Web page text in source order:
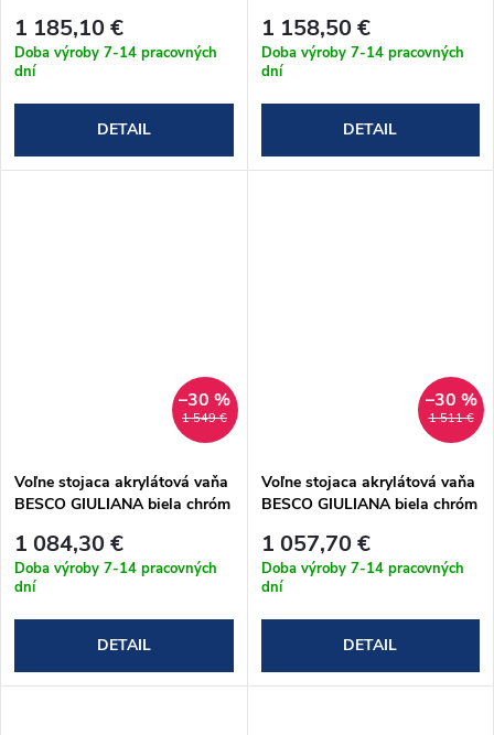
170x80 cm (#WAS-170-GL)
1 185,10 €
Doba výroby 7-14 pracovných
dní
DETAIL
150x75 cm (#WAS-150-GL)
1 158,50 €
Doba výroby 7-14 pracovných
dní
DETAIL
1 549 €
–30 %
Voľne stojaca akrylátová vaňa
BESCO GIULIANA biela chróm
GL)
1 084,30 €
Doba výroby 7-14 pracovných
dní
DETAIL
1 511 €
–30 %
Voľne stojaca akrylátová vaňa
BESCO GIULIANA biela chróm
GL)
1 057,70 €
Doba výroby 7-14 pracovných
dní
DETAIL